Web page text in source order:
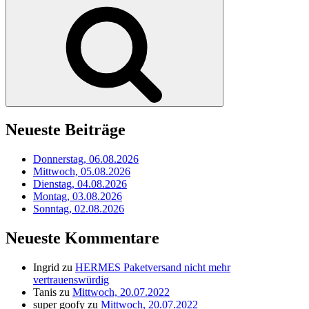
Neueste Beiträge
Donnerstag, 06.08.2026
Mittwoch, 05.08.2026
Dienstag, 04.08.2026
Montag, 03.08.2026
Sonntag, 02.08.2026
Neueste Kommentare
Ingrid zu HERMES Paketversand nicht mehr
vertrauenswürdig
Tanis zu Mittwoch, 20.07.2022
super goofy zu Mittwoch, 20.07.2022